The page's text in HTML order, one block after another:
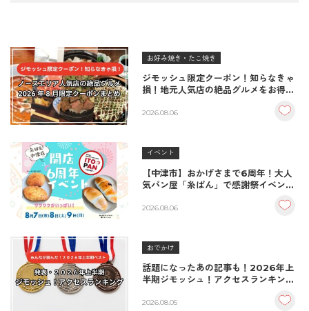
お好み焼き・たこ焼き
ジモッシュ限定クーポン！知らなきゃ
損！地元人気店の絶品グルメをお得に
2026.08.06
イベント
【中津市】おかげさまで6周年！大人
気パン屋「糸ぱん」で感謝祭イベント
♪（8/7〜8/9）
2026.08.06
おでかけ
話題になったあの記事も！2026年上
半期ジモッシュ！アクセスランキング
2026.08.05